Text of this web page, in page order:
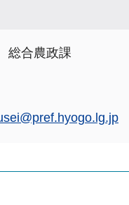
総合農政課